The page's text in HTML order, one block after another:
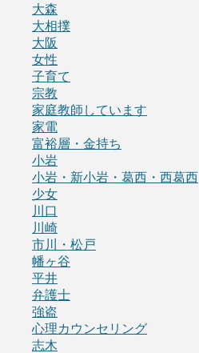
大森
大相撲
大阪
女性
子育て
宗教
家庭教師しています
家電
富裕層・金持ち
小岩
小岩・新小岩・葛西・西葛西
少女
川口
川崎
市川・松戸
幡ヶ谷
平井
弁護士
強盗
心理カウンセリング
志木